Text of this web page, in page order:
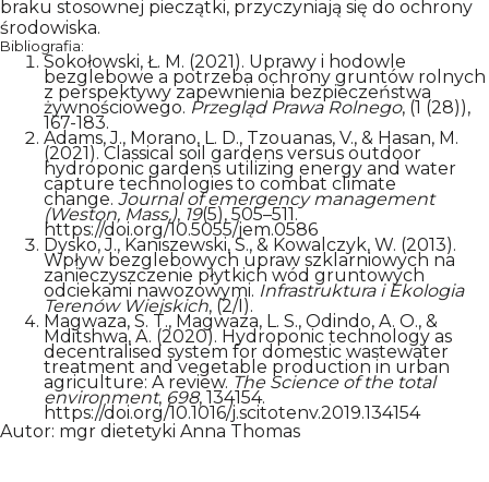
braku stosownej pieczątki, przyczyniają się do ochrony
środowiska.
Bibliografia:
Sokołowski, Ł. M. (2021). Uprawy i hodowle
bezglebowe a potrzeba ochrony gruntów rolnych
z perspektywy zapewnienia bezpieczeństwa
żywnościowego. Przegląd Prawa Rolnego, (1 (28)),
167-183.
Adams, J., Morano, L. D., Tzouanas, V., & Hasan, M.
(2021). Classical soil gardens versus outdoor
hydroponic gardens utilizing energy and water
capture technologies to combat climate
change. Journal of emergency management
(Weston, Mass.), 19(5), 505–511.
https://doi.org/10.5055/jem.0586
Dysko, J., Kaniszewski, S., & Kowalczyk, W. (2013).
Wpływ bezglebowych upraw szklarniowych na
zanieczyszczenie płytkich wód gruntowych
odciekami nawozowymi. Infrastruktura i Ekologia
Terenów Wiejskich, (2/I).
Magwaza, S. T., Magwaza, L. S., Odindo, A. O., &
Mditshwa, A. (2020). Hydroponic technology as
decentralised system for domestic wastewater
treatment and vegetable production in urban
agriculture: A review. The Science of the total
environment, 698, 134154.
https://doi.org/10.1016/j.scitotenv.2019.134154
Autor: mgr dietetyki Anna Thomas